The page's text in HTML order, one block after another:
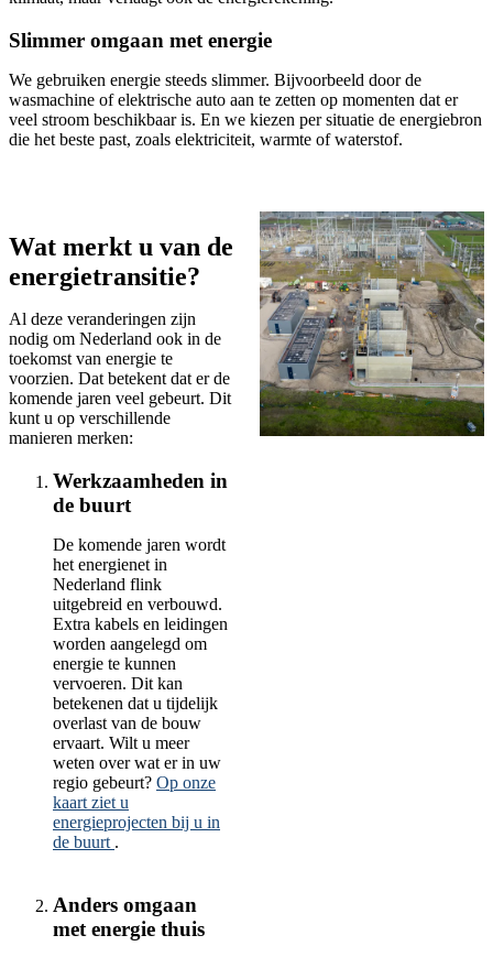
Slimmer omgaan met energie
We gebruiken energie steeds slimmer. Bijvoorbeeld door de
wasmachine of elektrische auto aan te zetten op momenten dat er
veel stroom beschikbaar is. En we kiezen per situatie de energiebron
die het beste past, zoals elektriciteit, warmte of waterstof.
Wat merkt u van de
energietransitie?
Al deze veranderingen zijn
nodig om Nederland ook in de
toekomst van energie te
voorzien. Dat betekent dat er de
komende jaren veel gebeurt. Dit
kunt u op verschillende
manieren merken:
Werkzaamheden in
de buurt
De komende jaren wordt
het energienet in
Nederland flink
uitgebreid en verbouwd.
Extra kabels en leidingen
worden aangelegd om
energie te kunnen
vervoeren. Dit kan
betekenen dat u tijdelijk
overlast van de bouw
ervaart. Wilt u meer
weten over wat er in uw
regio gebeurt? Op onze
kaart ziet u
energieprojecten bij u in
de buurt .
Anders omgaan
met energie thuis